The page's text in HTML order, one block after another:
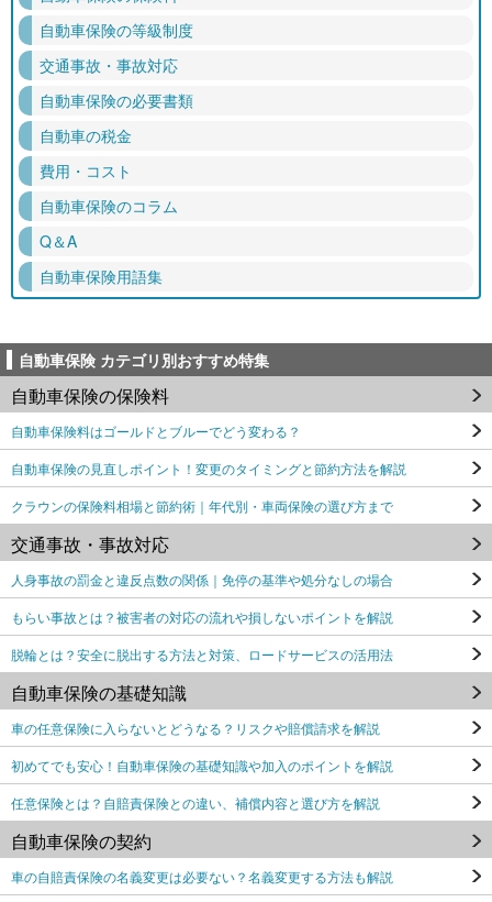
自動車保険の等級制度
交通事故・事故対応
自動車保険の必要書類
自動車の税金
費用・コスト
自動車保険のコラム
Q＆A
自動車保険用語集
自動車保険 カテゴリ別おすすめ特集
自動車保険の保険料
自動車保険料はゴールドとブルーでどう変わる？
自動車保険の見直しポイント！変更のタイミングと節約方法を解説
クラウンの保険料相場と節約術｜年代別・車両保険の選び方まで
交通事故・事故対応
人身事故の罰金と違反点数の関係｜免停の基準や処分なしの場合
もらい事故とは？被害者の対応の流れや損しないポイントを解説
脱輪とは？安全に脱出する方法と対策、ロードサービスの活用法
自動車保険の基礎知識
車の任意保険に入らないとどうなる？リスクや賠償請求を解説
初めてでも安心！自動車保険の基礎知識や加入のポイントを解説
任意保険とは？自賠責保険との違い、補償内容と選び方を解説
自動車保険の契約
車の自賠責保険の名義変更は必要ない？名義変更する方法も解説